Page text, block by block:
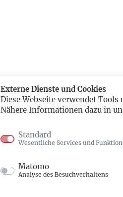
Externe Dienste und Cookies
Diese Webseite verwendet
Nähere Informationen dazu in
Standard
Wesentliche Services und
Matomo
Analyse des Besuchverhaltens